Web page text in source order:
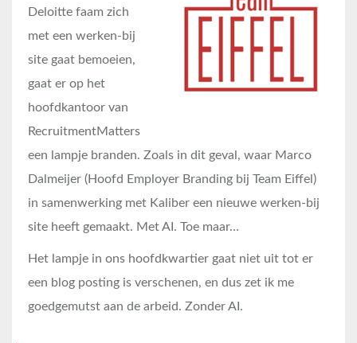
Deloitte faam zich
met een werken-bij
site gaat bemoeien,
gaat er op het
hoofdkantoor van
RecruitmentMatters
een lampje branden. Zoals in dit geval, waar Marco
Dalmeijer (Hoofd Employer Branding bij Team Eiffel)
in samenwerking met Kaliber een nieuwe werken-bij
site heeft gemaakt. Met AI. Toe maar…
Het lampje in ons hoofdkwartier gaat niet uit tot er
een blog posting is verschenen, en dus zet ik me
goedgemutst aan de arbeid. Zonder AI.